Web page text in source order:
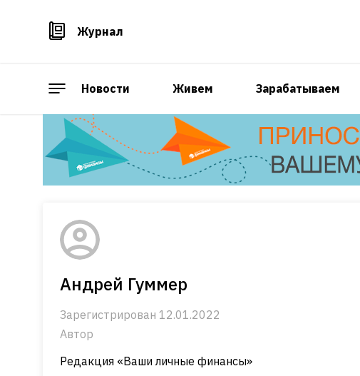
Журнал
Новости Живем Зарабатываем
Андрей Гуммер
Зарегистрирован 12.01.2022
Автор
Редакция «Ваши личные финансы»